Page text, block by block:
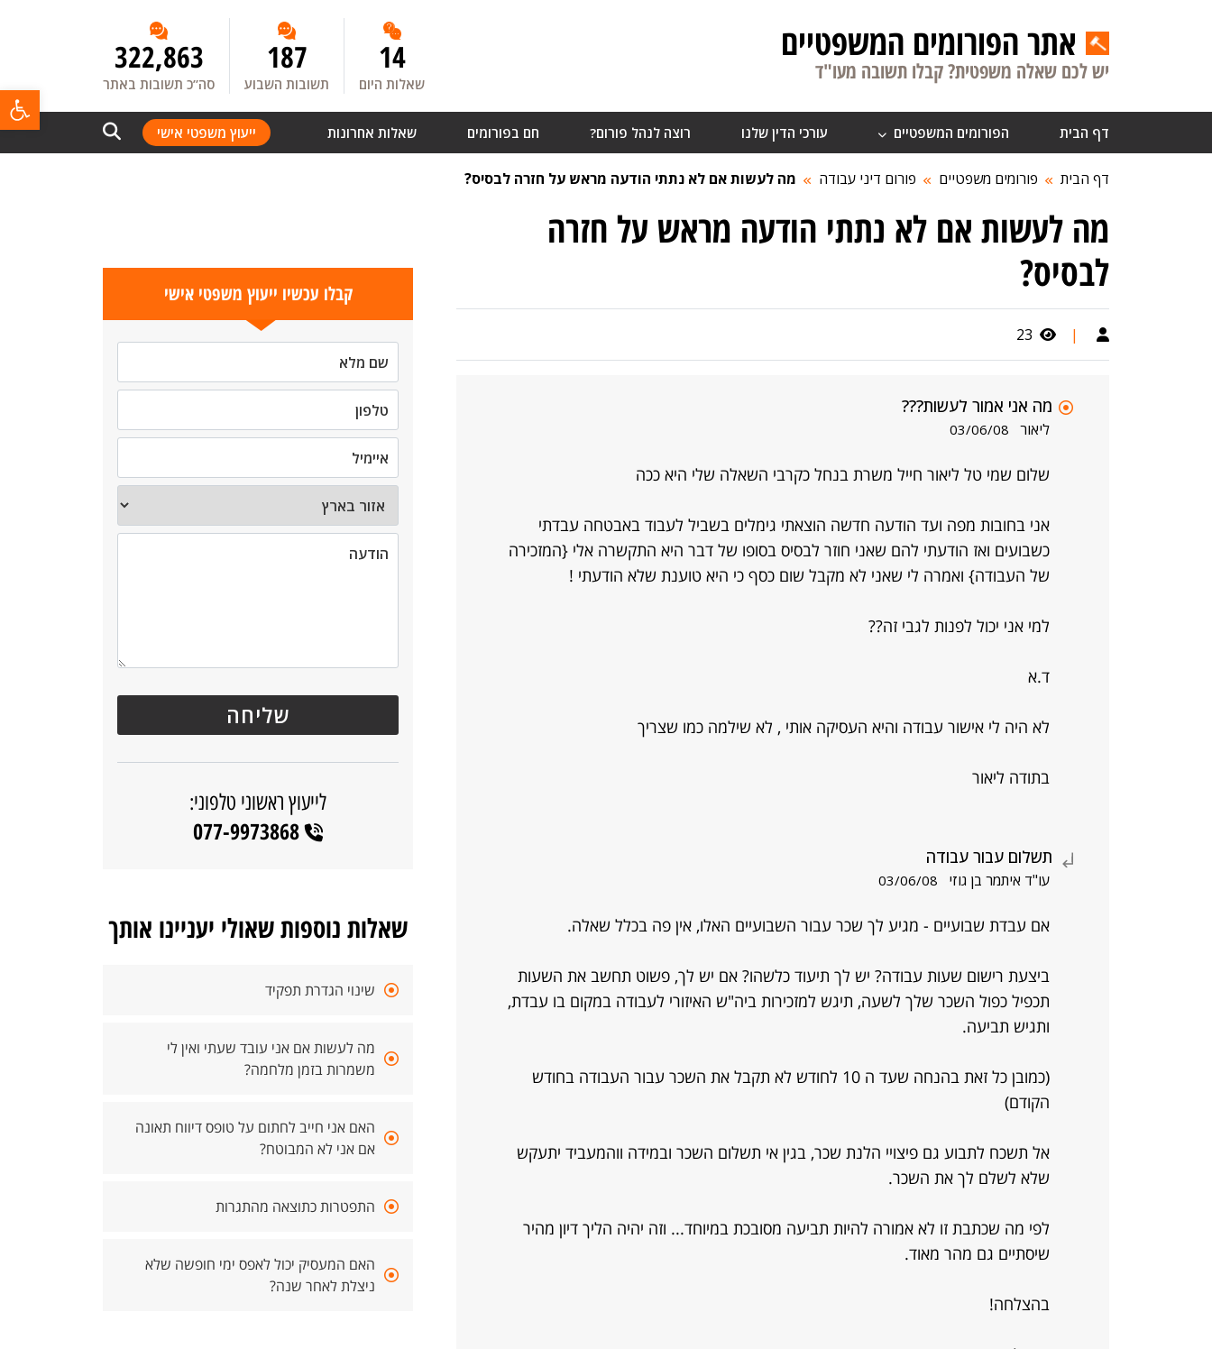
אתר הפורומים המשפטיים
יש לכם שאלה משפטית? קבלו תשובה מעו"ד 14
שאלות היום
187
תשובות השבוע
322,863
סה”כ תשובות באתר
דף הבית הפורומים המשפטיים עורכי הדין שלנו רוצה לנהל פורום? חם בפורומים שאלות אחרונות ייעוץ משפטי אישי
דף הבית פורומים משפטיים פורום דיני עבודה מה לעשות אם לא נתתי הודעה מראש על חזרה לבסיס?
מה לעשות אם לא נתתי הודעה מראש על חזרה
לבסיס?
|
23
מה אני אמור לעשות???
ליאור 03/06/08
שלום שמי טל ליאור חייל משרת בנחל כקרבי השאלה שלי היא ככה
אני בחובות מפה ועד הודעה חדשה הוצאתי גימלים בשביל לעבוד באבטחה עבדתי
כשבועים ואז הודעתי להם שאני חוזר לבסיס בסופו של דבר היא התקשרה אלי {המזכירה
של העבודה} ואמרה לי שאני לא מקבל שום כסף כי היא טוענת שלא הודעתי !
למי אני יכול לפנות לגבי זה??
ד.א
לא היה לי אישור עבודה והיא העסיקה אותי , לא שילמה כמו שצריך
בתודה ליאור
תשלום עבור עבודה
עו"ד איתמר בן גוזי 03/06/08
אם עבדת שבועיים - מגיע לך שכר עבור השבועיים האלו, אין פה בכלל שאלה.
ביצעת רישום שעות עבודה? יש לך תיעוד כלשהו? אם יש לך, פשוט תחשב את השעות
תכפיל כפול השכר שלך לשעה, תיגש למזכירות ביה"ש האיזורי לעבודה במקום בו עבדת,
ותגיש תביעה.
(כמובן כל זאת בהנחה שעד ה 10 לחודש לא תקבל את השכר עבור העבודה בחודש
הקודם)
אל תשכח לתבוע גם פיצויי הלנת שכר, בגין אי תשלום השכר ובמידה ווהמעביד יתעקש
שלא לשלם לך את השכר.
לפי מה שכתבת זו לא אמורה להיות תביעה מסובכת במיוחד... וזה יהיה הליך דיון מהיר
שיסתיים גם מהר מאוד.
בהצלחה!
קבלו עכשיו ייעוץ משפטי אישי
לייעוץ ראשוני טלפוני:
077-9973868
שאלות נוספות שאולי יעניינו אותך
שינוי הגדרת תפקיד
מה לעשות אם אני עובד שעתי ואין לי
משמרות בזמן מלחמה?
האם אני חייב לחתום על טופס דיווח תאונה
אם אני לא המבוטח?
התפטרות כתוצאה מהתגרות
האם המעסיק יכול לאפס ימי חופשה שלא
ניצלת לאחר שנה?